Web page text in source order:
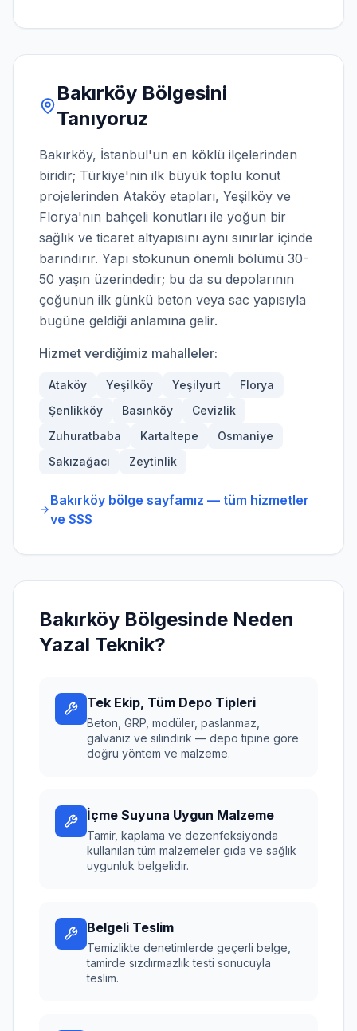
BakırköyBölgesini
Tanıyoruz
Bakırköy, İstanbul'un en köklü ilçelerinden
biridir; Türkiye'nin ilk büyük toplu konut
projelerinden Ataköy etapları, Yeşilköy ve
Florya'nın bahçeli konutları ile yoğun bir
sağlık ve ticaret altyapısını aynı sınırlar içinde
barındırır. Yapı stokunun önemli bölümü 30-
50 yaşın üzerindedir; bu da su depolarının
çoğunun ilk günkü beton veya sac yapısıyla
bugüne geldiği anlamına gelir.
Hizmet verdiğimiz mahalleler:
Ataköy Yeşilköy Yeşilyurt
Florya
Şenlikköy
Basınköy
Cevizlik
Zuhuratbaba
Kartaltepe
Osmaniye
Sakızağacı
Zeytinlik
Bakırköy bölge sayfamız — tüm hizmetler
ve SSS
Bakırköy Bölgesinde Neden
Yazal Teknik?
Tek Ekip, Tüm Depo Tipleri
Beton, GRP, modüler, paslanmaz,
galvaniz ve silindirik — depo tipine göre
doğru yöntem ve malzeme.
İçme Suyuna Uygun Malzeme
Tamir, kaplama ve dezenfeksiyonda
kullanılan tüm malzemeler gıda ve sağlık
uygunluk belgelidir.
Belgeli Teslim
Temizlikte denetimlerde geçerli belge,
tamirde sızdırmazlık testi sonucuyla
teslim.